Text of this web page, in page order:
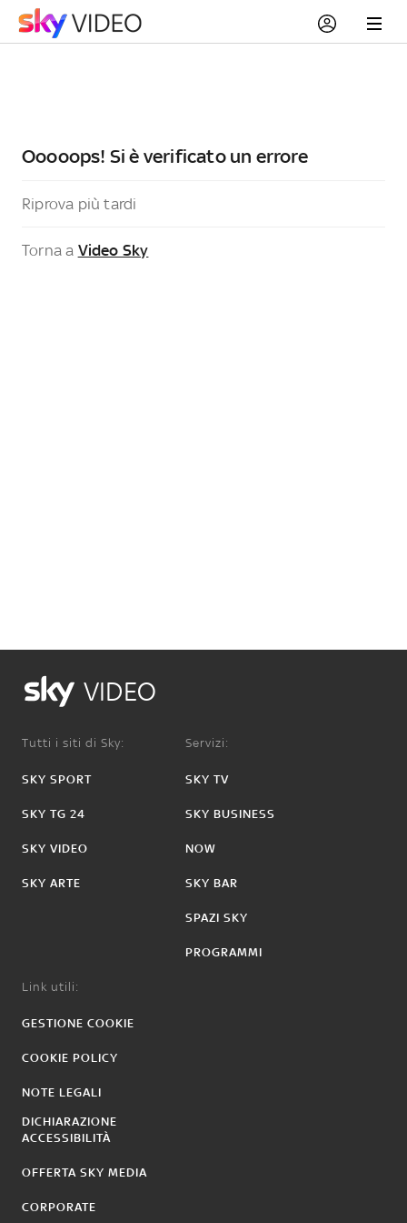
Ooooops! Si è verificato un errore
Riprova più tardi
Torna a Video Sky
VIDEO
Tutti i siti di Sky:
SKY SPORT
SKY TG 24
SKY VIDEO
SKY ARTE
Servizi:
SKY TV
SKY BUSINESS
NOW
SKY BAR
SPAZI SKY
PROGRAMMI
Link utili:
GESTIONE COOKIE
COOKIE POLICY
NOTE LEGALI
DICHIARAZIONE
ACCESSIBILITÀ
OFFERTA SKY MEDIA
CORPORATE